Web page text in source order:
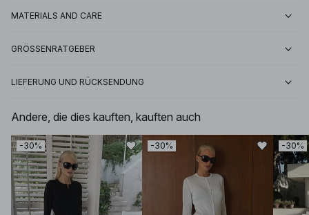
MATERIALS AND CARE
GRÖSSENRATGEBER
LIEFERUNG UND RÜCKSENDUNG
Andere, die dies kauften, kauften auch
-30% -30% -30%